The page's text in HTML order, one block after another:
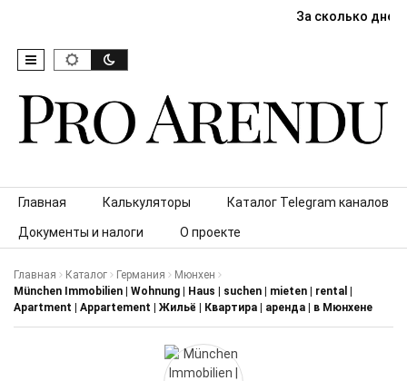
За сколько дней
Skip to content
Главная Калькуляторы Каталог Telegram каналов
Документы и налоги О проекте
Главная Каталог Германия
Мюнхен
München Immobilien | Wohnung | Haus | suchen | mieten | rental |
Apartment | Appartement | Жильё | Квартира | аренда | в Мюнхене